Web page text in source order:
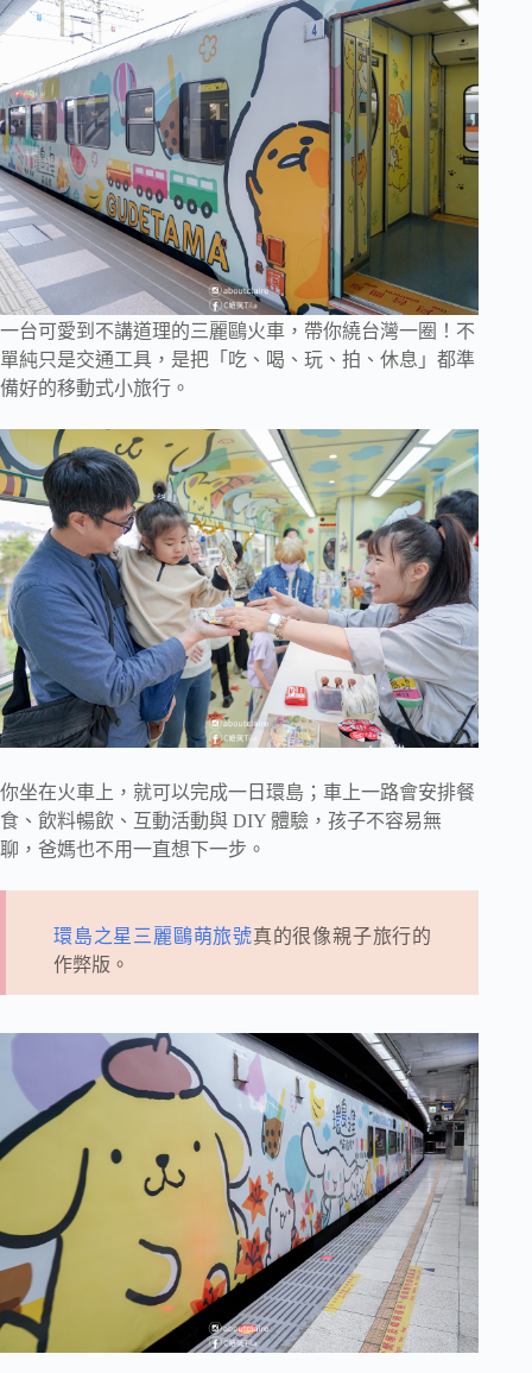
一台可愛到不講道理的三麗鷗火車，帶你繞台灣一圈！不
單純只是交通工具，是把「吃、喝、玩、拍、休息」都準
備好的移動式小旅行。
你坐在火車上，就可以完成一日環島；車上一路會安排餐
食、飲料暢飲、互動活動與 DIY 體驗，孩子不容易無
聊，爸媽也不用一直想下一步。
環島之星三麗鷗萌旅號真的很像親子旅行的
作弊版。